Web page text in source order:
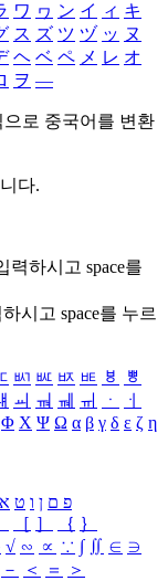
ワ ヮ ン イ ィ キ
ス ズ ツ ヅ ッ ヌ
ヘ ベ ペ メ レ オ
ヲ ―
로 중국어를 변환
다.
력하시고 space를
시고 space를 누르
ㅴ ㅵ ㅶ ㅷ ㅸ
ㅹ
ㆉ ㆊ ㆋ ㆌ ㆍ
ㆎ
Φ Χ Ψ Ω α β γ δ ε ζ η
פ ם ן ו ט א
［ ］ ｛ ｝
√ ∽ ∝ ∵ ∫ ∬ ∈ ∋
－ ＜ ＝
＞